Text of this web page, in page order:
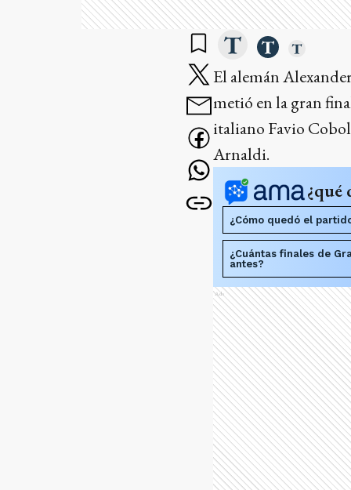
El alemán
metió en la gran
italiano Favio
Arnaldi.
¿qué
¿Cómo quedó el
¿Cuántas finales de
antes?
Ads